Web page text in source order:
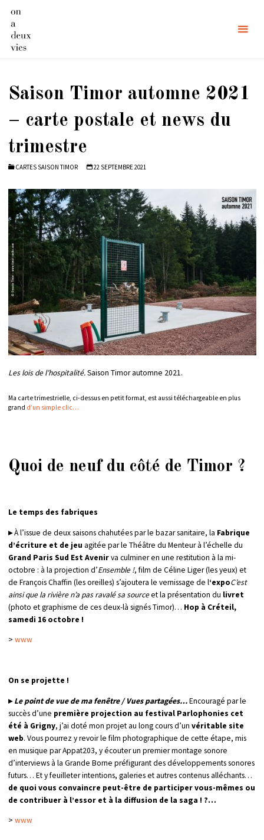
content
Saison Timor automne 2021
– carte postale et news du
trimestre
CARTES SAISON TIMOR 22 SEPTEMBRE 2021
Les lois de l’hospitalité.Saison Timor automne 2021.
Ma carte trimestrielle, ci-dessus en petit format, est aussi téléchargeable en plus
grand d’un simple clic…
Quoi de neuf du côté de Timor ?
Le temps des fabriques
▸À l’issue de deux saisons chahutées par le bazar sanitaire, la Fabrique
d’écriture et de jeu agitée par le Théâtre du Menteur à l’échelle du
Grand Paris Sud Est Avenirva culminer en une restitution à la mi-
octobre : à la projection d’Ensemble !, film de Céline Liger (les yeux) et
de François Chaffin (les oreilles) s’ajoutera le vernissage de l‘expoC’est
ainsi que la rivière n’a pas ravalé sa sourceet la présentation du livret
(photo et graphisme de ces deux-là signés Timor)… Hop à Créteil,
samedi 16 octobre !
> www
On se projette !
▸Le point de vue de ma fenêtre / Vues partagées…Encouragé par le
succès d’une première projection au festival Parlophonies cet
été à Grigny, j’ai doté mon projet au long cours d’un véritable site
web. Vous pourrez y revoir le film photographique de cette étape, mis
en musique par Appat203, y écouter un premier montage sonore
d’interviews à la Grande Borne préfigurant des développements sonores
futurs… Et y feuilleter intentions, galeries et autres contenus alléchants…
de quoi vous convaincre peut-être de participer vous-mêmes ou
de contribuer à l’essor et à la diffusion de la saga ! ?…
> www